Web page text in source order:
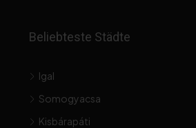
Beliebteste Städte
Igal
Somogyacsa
Kisbárapáti